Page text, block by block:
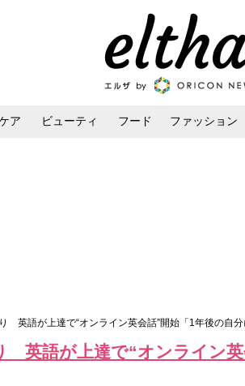
ア ビューティ フード ファッション
英語が上達で“オンライン英会話”開始「1年後の自分
英語が上達で“オンライン英